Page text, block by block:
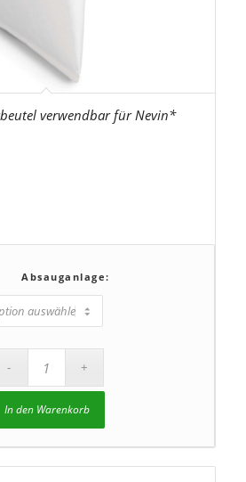
verwendbar für Nevin*
Absauganlage:
In den Warenkorb